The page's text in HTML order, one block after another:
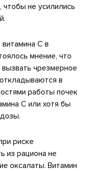
не усилились
С в
мнение, что
чрезмерное
в
работы почек
С или хотя бы
риске
из рациона не
оксалаты. Витамин